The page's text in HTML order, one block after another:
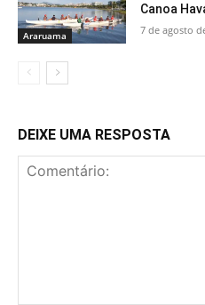
Araruama
Canoa
7 de agosto
DEIXE UMA RESPOSTA